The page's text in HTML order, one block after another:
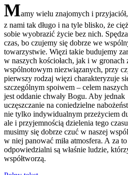
Mamy wielu znajomych i
z nami tak długo i na tyle blisko, że
sobie wyobrazić życie bez nich.
czas, bo czujemy się dobrze we
towarzystwie. Więzi takie budujemy
w naszych kościołach, jak i w gronach
wspólnotowym niezwiązanych, przy
pierwszy rodzaj więzi charakteryzuje
szczególnym spoiwem – celem
jest oddanie chwały Bogu. Aby jednak
uczęszczanie na coniedzielne
nie tylko indywidualnym przeżyciem
ale i przyjemnością dzielenia tego
musimy się dobrze czuć w naszej
w niej panować miła atmosfera. A za
odpowiedzialni są właśnie ludzie,
współtworzą.